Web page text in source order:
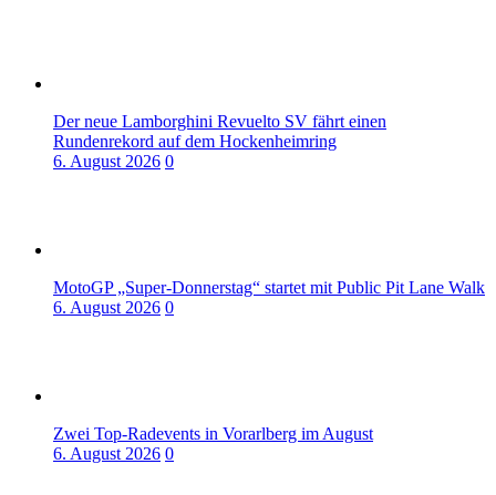
Der neue Lamborghini Revuelto SV fährt einen
Rundenrekord auf dem Hockenheimring
6. August 2026 0
MotoGP „Super-Donnerstag“ startet mit Public Pit Lane Walk
6. August 2026 0
Zwei Top-Radevents in Vorarlberg im August
6. August 2026 0